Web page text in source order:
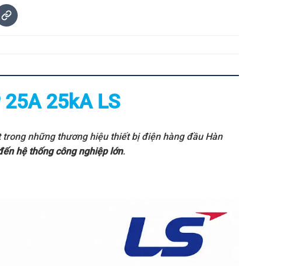
25kA LS
những thương hiệu thiết bị điện hàng đầu Hàn
hệ thống công nghiệp lớn.